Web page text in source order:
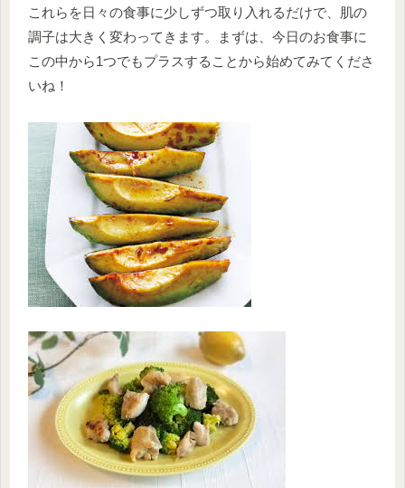
これらを日々の食事に少しずつ取り入れるだけで、肌の
調子は大きく変わってきます。まずは、今日のお食事に
この中から1つでもプラスすることから始めてみてくださ
いね！